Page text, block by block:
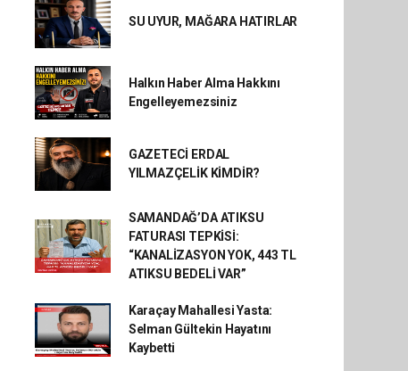
SU UYUR, MAĞARA HATIRLAR
Halkın Haber Alma Hakkını
Engelleyemezsiniz
GAZETECİ ERDAL
YILMAZÇELİK KİMDİR?
SAMANDAĞ’DA ATIKSU
FATURASI TEPKİSİ:
“KANALİZASYON YOK, 443 TL
ATIKSU BEDELİ VAR”
Karaçay Mahallesi Yasta:
Selman Gültekin Hayatını
Kaybetti